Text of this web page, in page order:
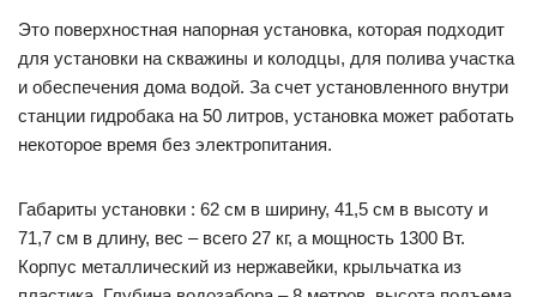
Это поверхностная напорная установка, которая подходит
для установки на скважины и колодцы, для полива участка
и обеспечения дома водой. За счет установленного внутри
станции гидробака на 50 литров, установка может работать
некоторое время без электропитания.
Габариты установки : 62 см в ширину, 41,5 см в высоту и
71,7 см в длину, вес – всего 27 кг, а мощность 1300 Вт.
Корпус металлический из нержавейки, крыльчатка из